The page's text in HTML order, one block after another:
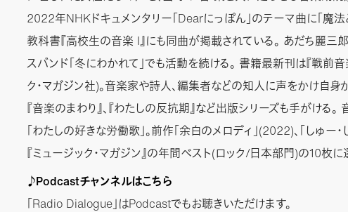
2022年NHKドキュメンタリー「Dearにっぽん」のテーマ曲に「魔法
教科書『高校生の音楽 I』にも同曲が掲載されている。 あだち麗三
スバンド「冬にわかれて」でも活動を続ける。 書籍最新刊は『戦前
ク・マガジン社)。音楽家や詩人、編集者などの知人に声をかけ自身
『音楽のまわり』、『わたしの反抗期』など出版シリーズも手がける
「わたしの好きな労働歌」。前作「余白のメロディ」(2022)、「しゅー
『ミュージック・マガジン』の年間ベスト(ロック/日本部門)の10枚に
♪Podcastチャンネルはこちら
「Radio Dialogue」はPodcastでもお聴きいただけます。